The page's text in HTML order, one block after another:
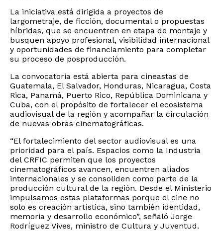
La iniciativa está dirigida a proyectos de
largometraje, de ficción, documental o propuestas
híbridas, que se encuentren en etapa de montaje y
busquen apoyo profesional, visibilidad internacional
y oportunidades de financiamiento para completar
su proceso de posproducción.
La convocatoria está abierta para cineastas de
Guatemala, El Salvador, Honduras, Nicaragua, Costa
Rica, Panamá, Puerto Rico, República Dominicana y
Cuba, con el propósito de fortalecer el ecosistema
audiovisual de la región y acompañar la circulación
de nuevas obras cinematográficas.
“El fortalecimiento del sector audiovisual es una
prioridad para el país. Espacios como la Industria
del CRFIC permiten que los proyectos
cinematográficos avancen, encuentren aliados
internacionales y se consoliden como parte de la
producción cultural de la región. Desde el Ministerio
impulsamos estas plataformas porque el cine no
solo es creación artística, sino también identidad,
memoria y desarrollo económico”, señaló Jorge
Rodríguez Vives, ministro de Cultura y Juventud.